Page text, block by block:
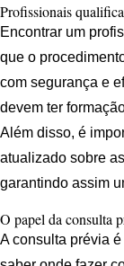
Profissionais
Encontrar um
que o
com segurança e
devem ter
Além disso, é
atualizado sobre
garantindo assim
O papel da consulta
A consulta prévia